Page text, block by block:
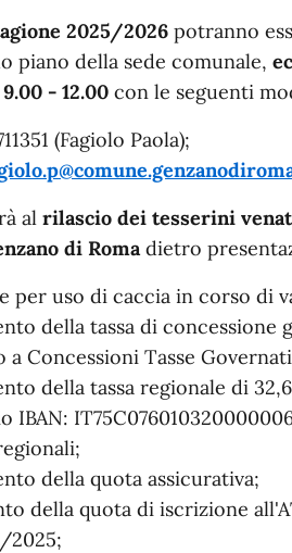
2025/2026 potranno
piano della sede comunale,
- 12.00 con le seguenti
(Fagiolo Paola);
al rilascio dei tesserini
di Romadietro
per uso di caccia in corso di
della tassa di concessione
Concessioni Tasse
della tassa regionale di
della quota assicurativa;
della quota di iscrizione
/2025;